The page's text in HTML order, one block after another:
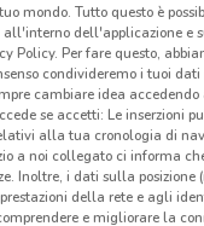
mondo. Tutto questo è
dell'applicazione e
Per fare questo,
condivideremo i tuoi dati
cambiare idea accedendo
se accetti: Le inserzioni
alla tua cronologia di
a noi collegato ci informa
Inoltre, i dati sulla posizione
della rete e agli
e migliorare la